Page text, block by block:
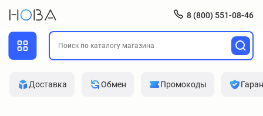
8 (800) 551-08-46
Доставка Обмен Промокоды